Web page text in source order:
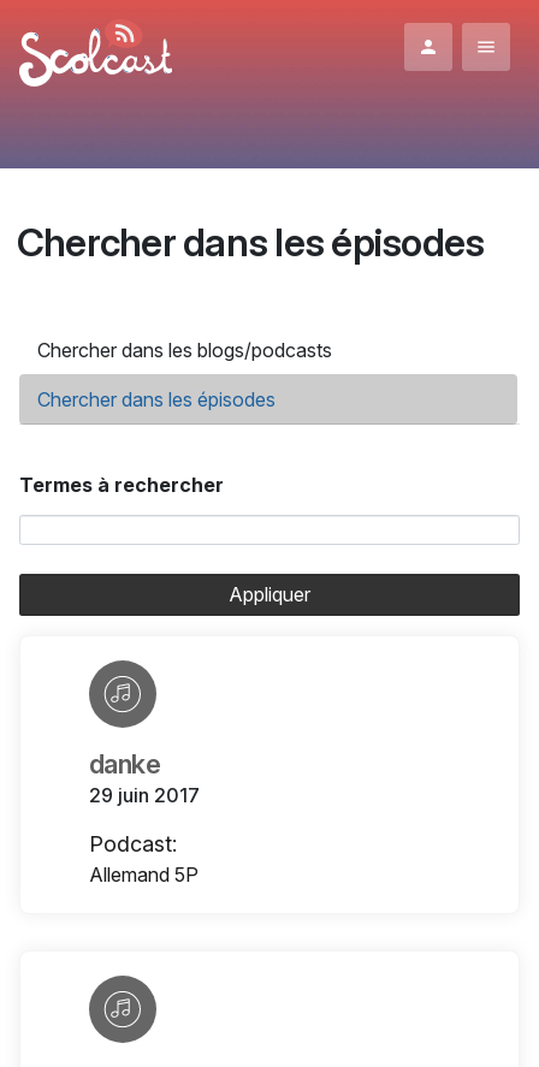
Chercher dans les épisodes
Onglets principaux
Chercher dans les blogs/podcasts
Chercher dans les épisodes
Termes à rechercher
Appliquer
danke
29 juin 2017
Podcast:
Allemand 5P